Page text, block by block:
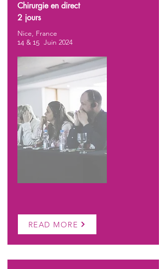
Chirurgie en direct
2 jours
Nice, France
14 & 15 Juin 2024
READ MORE